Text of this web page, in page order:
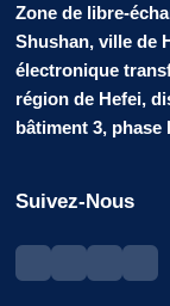
Zone de libre-
Shushan, ville de
électronique
région de Hefei,
bâtiment 3,
Suivez-Nous